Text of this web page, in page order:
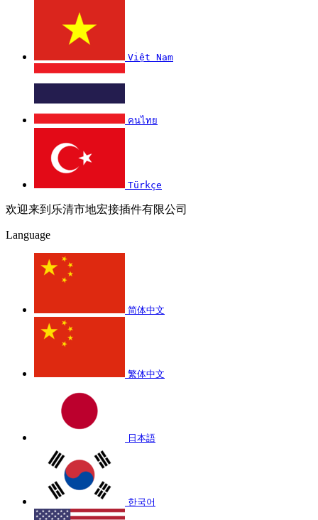
Việt Nam
คนไทย
Türkçe
欢迎来到乐清市地宏接插件有限公司
Language
简体中文
繁体中文
日本語
한국어